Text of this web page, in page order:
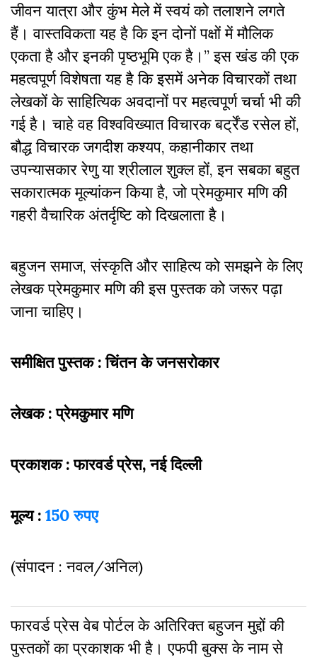
जीवन यात्रा और कुंभ मेले ‌में स्वयं को तलाशने लगते
हैं। वास्तविकता यह है कि इन दोनों पक्षों में मौलिक
एकता है और इनकी पृष्ठभूमि एक है।” इस खंड की एक
महत्वपूर्ण विशेषता यह है कि इसमें अनेक विचारकों तथा
लेखकों के साहित्यिक अवदानों पर महत्वपूर्ण चर्चा भी की
गई है। चाहे वह विश्वविख्यात विचारक बर्ट्रेंड रसेल हों,
बौद्ध विचारक जगदीश कश्यप, कहानीकार तथा
उपन्यासकार रेणु या श्रीलाल‌ शुक्ल हों, इन सबका बहुत
सकारात्मक मूल्यांकन किया है, जो प्रेमकुमार मणि की
गहरी वैचारिक अंतर्दृष्टि को दिखलाता है।
बहुजन समाज, संस्कृति और साहित्य को समझने के लिए
लेखक‌ प्रेमकुमार मणि की इस पुस्तक को जरूर पढ़ा
जाना चाहिए।
समीक्षित पुस्तक : चिंतन के जनसरोकार
लेखक : प्रेमकुमार मणि
प्रकाशक : फारवर्ड प्रेस, नई दिल्ली
मूल्य :150 रुपए
(संपादन : नवल/अनिल)
फारवर्ड प्रेस वेब पोर्टल के अतिरिक्‍त बहुजन मुद्दों की
पुस्‍तकों का प्रकाशक भी है। एफपी बुक्‍स के नाम से